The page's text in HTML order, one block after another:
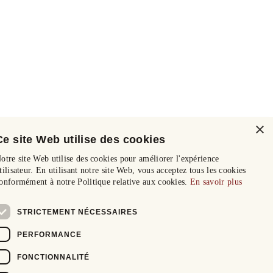
×
site Web utilise des cookies
site Web utilise des cookies pour améliorer l'expérience
En utilisant notre site Web, vous acceptez tous les cookies
à notre Politique relative aux cookies. En savoir plus
STRICTEMENT NÉCESSAIRES
PERFORMANCE
FONCTIONNALITÉ